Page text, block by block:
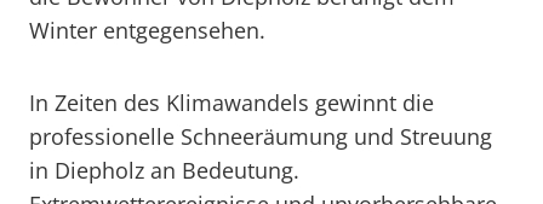
Winter entgegensehen.
In Zeiten des Klimawandels gewinnt die
professionelle Schneeräumung und Streuung
in Diepholz an Bedeutung.